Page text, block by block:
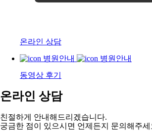
온라인 상담
동영상 후기
온라인 상담
친절하게 안내해드리겠습니다.
궁금한 점이 있으시면 언제든지 문의해주세